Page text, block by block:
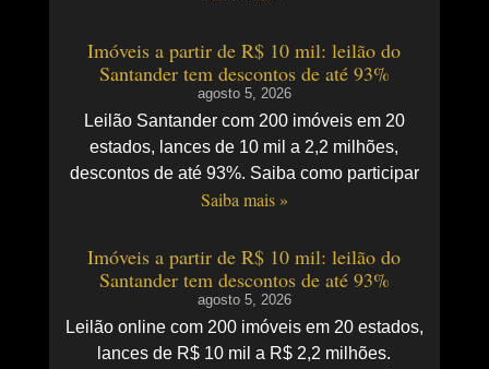
Imóveis a partir de R$ 10 mil: leilão do
Santander tem descontos de até 93%
agosto 5, 2026
Leilão Santander com 200 imóveis em 20
estados, lances de 10 mil a 2,2 milhões,
descontos de até 93%. Saiba como participar
Saiba mais »
Imóveis a partir de R$ 10 mil: leilão do
Santander tem descontos de até 93%
agosto 5, 2026
Leilão online com 200 imóveis em 20 estados,
lances de R$ 10 mil a R$ 2,2 milhões.